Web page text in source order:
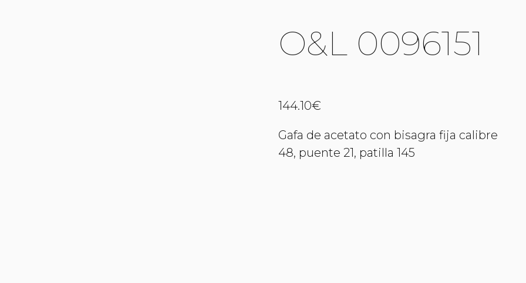
O&L 0096151
144.10€
Gafa de acetato con bisagra fija calibre
48, puente 21, patilla 145